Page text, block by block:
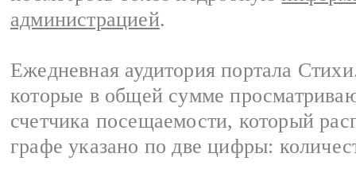
администрацией.
Ежедневная аудитория портала
которые в общей сумме
счетчика посещаемости, который
графе указано по две цифры: